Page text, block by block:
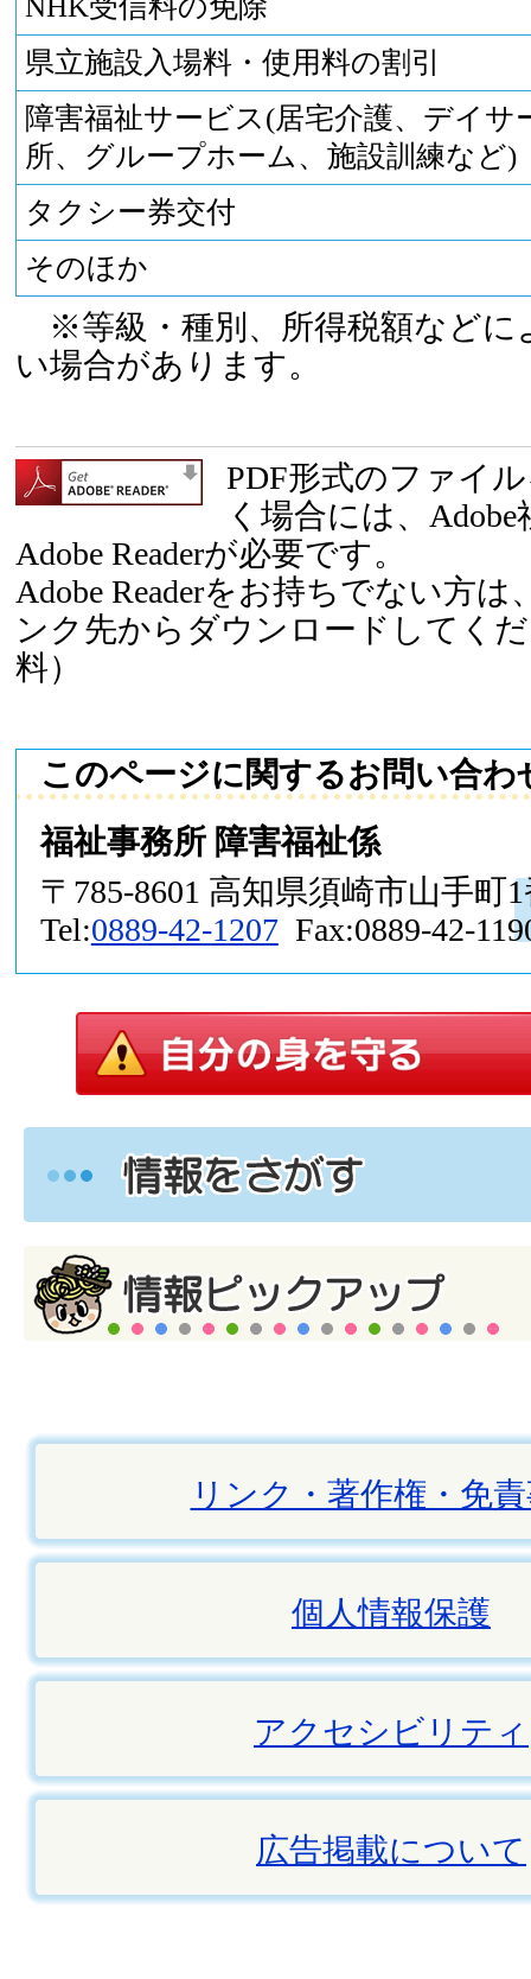
NHK受信料の免除
県立施設入場料・使用料の割引
障害福祉サービス(居宅介護、デイサ
所、グループホーム、施設訓練など)
タクシー券交付
そのほか
※等級・種別、所得税額などに
い場合があります。
PDF形式のファイ
く場合には、
Adobe Readerが必要です。
Adobe Readerをお持ちでない方は
ンク先からダウンロードしてく
料）
このページに関するお問い合わ
福祉事務所 障害福祉係
〒785-8601 高知県須崎市山手町
Tel:0889-42-1207Fax:0889-42-
リンク・著作権・免
個人情報保護
アクセシビリティ
広告掲載について